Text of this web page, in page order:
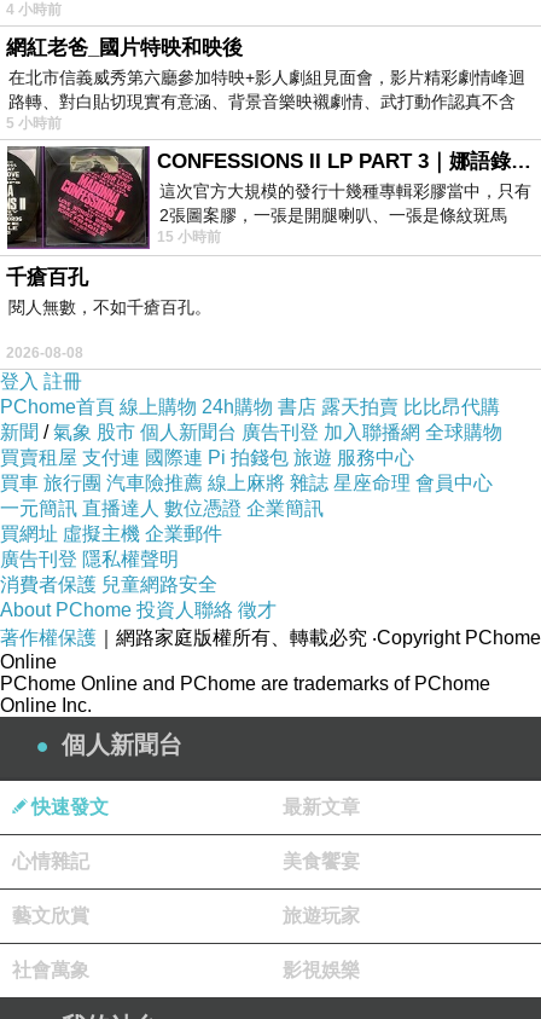
數字系列「數字4」純銀項鍊 / 商品編號：M01827088
4 小時前
網紅老爸_國片特映和映後
在北市信義威秀第六廳參加特映+影人劇組見面會，影片精彩劇情峰迴
路轉、對白貼切現實有意涵、背景音樂映襯劇情、武打動作認真不含
糊、
5 小時前
CONFESSIONS II LP PART 3｜娜語錄II LP PART 3
這次官方大規模的發行十幾種專輯彩膠當中，只有
2張圖案膠，一張是開腿喇叭、一張是條紋斑馬
版；目前官網上只剩澳洲商店AU STORE
15 小時前
千瘡百孔
閱人無數，不如千瘡百孔。
2026-08-08
登入 註冊
PChome首頁 線上購物 24h購物 書店 露天拍賣 比比昂代購
新聞 /氣象 股市 個人新聞台 廣告刊登 加入聯播網 全球購物
買賣租屋 支付連 國際連 Pi 拍錢包 旅遊 服務中心
買車 旅行團 汽車險推薦 線上麻將 雜誌 星座命理 會員中心
一元簡訊 直播達人 數位憑證 企業簡訊
買網址 虛擬主機 企業郵件
廣告刊登 隱私權聲明
消費者保護 兒童網路安全
About PChome 投資人聯絡 徵才
著作權保護 ｜網路家庭版權所有、轉載必究 ‧Copyright PChome
Online
PChome Online and PChome are trademarks of PChome
Online Inc.
個人新聞台
快速發文 最新文章
心情雜記 美食饗宴
藝文欣賞 旅遊玩家
社會萬象 影視娛樂